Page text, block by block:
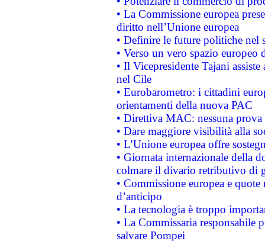
• La Commissione europea
diritto nell’Unione europea
• Definire le future politiche nel
• Verso un vero spazio
• Il Vicepresidente Tajani
nel Cile
• Eurobarometro: i cittadini
orientamenti della nuova PAC
• Direttiva MAC: nessuna
• Dare maggiore visibilità alla
• L’Unione europea offre
• Giornata internazionale della
colmare il divario retributivo di
• Commissione europea e
d’anticipo
• La tecnologia è troppo
• La Commissaria responsabile
salvare Pompei